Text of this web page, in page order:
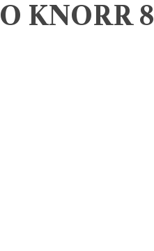
KNORR 8